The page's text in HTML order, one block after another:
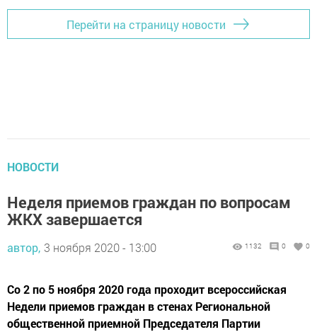
Перейти на страницу новости
НОВОСТИ
Неделя приемов граждан по вопросам
ЖКХ завершается
автор, 3 ноября 2020 - 13:00 1132 0 0
Со 2 по 5 ноября 2020 года проходит всероссийская
Недели приемов граждан в стенах Региональной
общественной приемной Председателя Партии